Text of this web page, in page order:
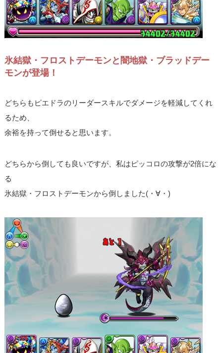
氷結獄・フロストデーモンと闇地獄・ブラッドデー
モンが登場！
どちらもピエドラのリーダースキルでダメージを軽減してくれ
るため、
余裕を持って倒せると思います。
どちらから倒しても良いですが、私はピッコロの攻撃が2倍にな
る
氷結獄・フロストデーモンから倒しました(・∀・)